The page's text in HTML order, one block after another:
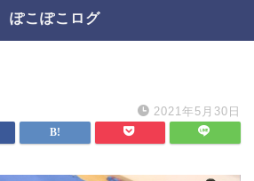
ぽこぽこログ
2021年5月30日